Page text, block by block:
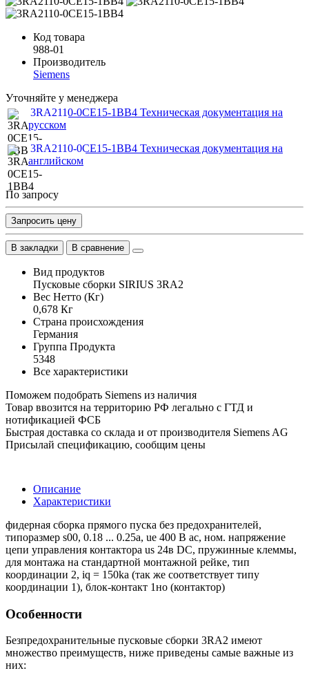
Код товара
988-01
Производитель
Siemens
Уточняйте у менеджера
3RA2110-0CE15-1BB4 Техническая документация на
русском
3RA2110-0CE15-1BB4 Техническая документация на
английском
По запросу
Запросить цену
В закладки В сравнение
Вид продуктов
Пусковые сборки SIRIUS 3RA2
Вес Нетто (Кг)
0,678 Кг
Страна происхождения
Германия
Группа Продукта
5348
Все характеристики
Поможем подобрать Siemens из наличия
Товар ввозится на территорию РФ легально с ГТД и
нотификацией ФСБ
Быстрая доставка со склада и от производителя Siemens AG
Присылай спецификацию, сообщим цены
Описание
Характеристики
фидерная сборка прямого пуска без предохранителей,
типоразмер s00, 0.18 ... 0.25a, ue 400 В ас, ном. напряжение
цепи управления контактора us 24в DC, пружинные клеммы,
для монтажа на стандартной монтажной рейке, тип
координации 2, iq = 150ka (так же соответствует типу
координации 1), блок-контакт 1но (контактор)
Особенности
Безпредохранительные пусковые сборки 3RA2 имеют
множество преимуществ, ниже приведены самые важные из
них: